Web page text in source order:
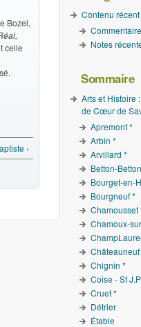
Bozel,
celle
›
Contenu récent
Notes
Sommaire
Arts et Histoire
de Cœur de
Apremont *
Arbin *
Arvillard *
Betton-
Bourget-en-
Bourgneuf *
Chamousset
Chamoux-
Châteauneuf
Chignin *
Coise - St
Cruet *
Détrier
Étable